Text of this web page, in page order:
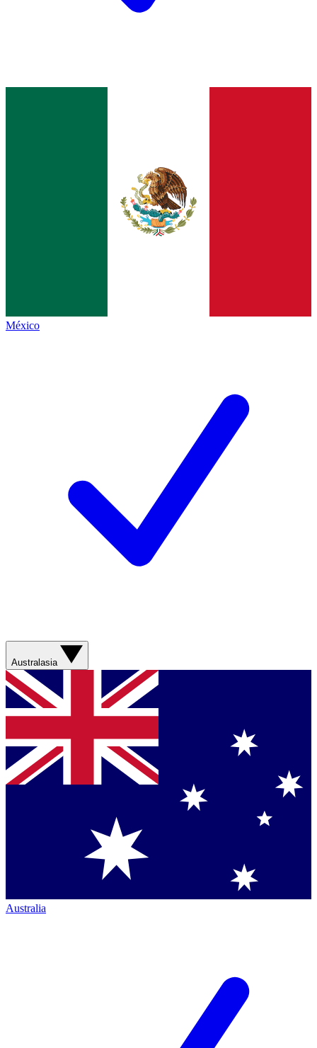
México
Australasia
Australia